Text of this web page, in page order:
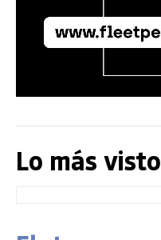
Lo más visto